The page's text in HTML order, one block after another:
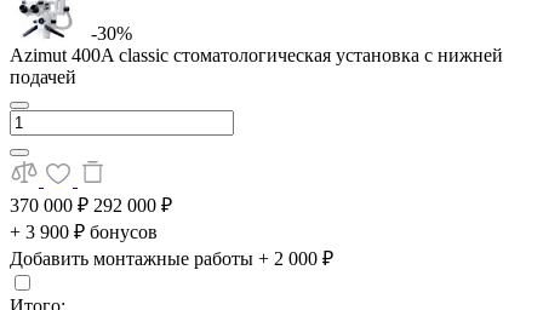
-30%
Azimut 400A classic стоматологическая установка с нижней
подачей
370 000 ₽ 292 000 ₽
+ 3 900 ₽ бонусов
Добавить монтажные работы + 2 000 ₽
Итого: